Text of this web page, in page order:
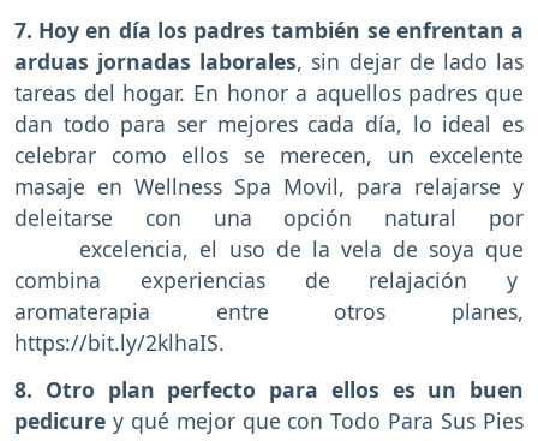
7. Hoy en día los padres también se enfrentan a
arduas jornadas laborales, sin dejar de lado las
tareas del hogar. En honor a aquellos padres que
dan todo para ser mejores cada día, lo ideal es
celebrar como ellos se merecen, un excelente
masaje en Wellness Spa Movil, para relajarse y
deleitarse con una opción natural por
excelencia, el uso de la vela de soya que
combina experiencias de relajación y
aromaterapia entre otros planes,
https://bit.ly/2klhaIS.
8. Otro plan perfecto para ellos es un buen
pedicure y qué mejor que con Todo Para Sus Pies